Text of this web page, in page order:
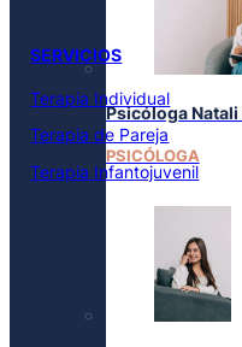
Psicóloga Natali
PSICÓLOGA
SERVICIOS
Terapia Individual
Terapia de Pareja
Terapia Infantojuvenil